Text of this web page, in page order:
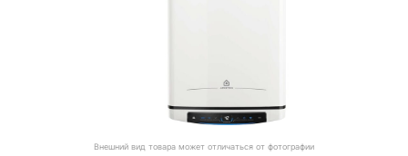
Внешний вид товара может отличаться от фотографии